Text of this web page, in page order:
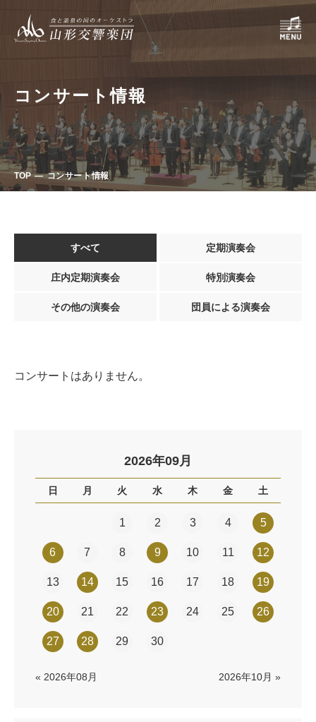
コンサート情報
TOP コンサート情報
すべて 定期演奏会
庄内定期演奏会 特別演奏会
その他の演奏会 団員による演奏会
コンサートはありません。
2026年09月
日 月 火 水 木 金 土
1 2 3 4 5
6 7 8 9 10 11 12
13 14 15 16 17 18 19
20 21 22 23 24 25 26
27 28 29 30
« 2026年08月 2026年10月 »